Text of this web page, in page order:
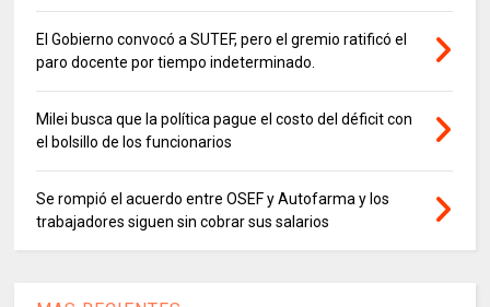
El Gobierno convocó a SUTEF, pero el gremio ratificó el
paro docente por tiempo indeterminado.
Milei busca que la política pague el costo del déficit con
el bolsillo de los funcionarios
Se rompió el acuerdo entre OSEF y Autofarma y los
trabajadores siguen sin cobrar sus salarios